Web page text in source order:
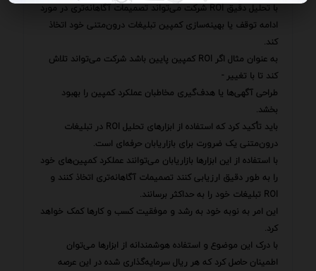
با تحلیل دقیق ROI شرکت می‌تواند تصمیمات آگاهانه‌تری در مورد
ادامه توقف یا بهینه‌سازی کمپین تبلیغات درون‌متنی خود اتخاذ
کند.
به عنوان مثال اگر ROI کمپین پایین باشد شرکت می‌تواند تلاش
کند تا با تغییر -
طراحی آگهی‌ها یا هدف‌گیری مخاطبان عملکرد کمپین را بهبود
بخشد.
باید تأکید کرد که استفاده از ابزارهای تحلیل ROI در تبلیغات
درون‌متنی یک ضرورت برای بازاریابان حرفه‌ای است.
با استفاده از این ابزارها بازاریابان می‌توانند عملکرد کمپین‌های خود
را به طور دقیق ارزیابی کنند تصمیمات آگاهانه‌تری اتخاذ کنند و
ROI تبلیغات خود را به حداکثر برسانند.
این امر به نوبه خود به رشد و موفقیت کسب و کارها کمک خواهد
کرد.
با درک این موضوع و استفاده هوشمندانه از ابزارها می‌توان
اطمینان حاصل کرد که هر ریال سرمایه‌گذاری شده در این عرصه